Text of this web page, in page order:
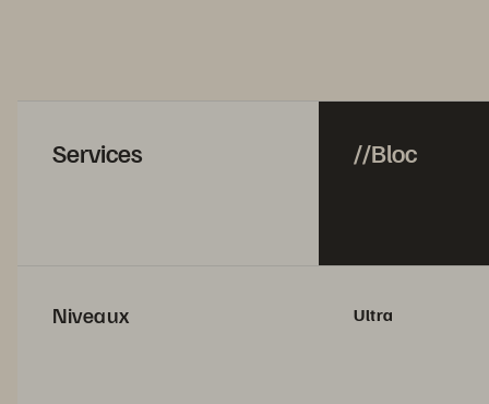
Services //Bloc
Niveaux Ultra